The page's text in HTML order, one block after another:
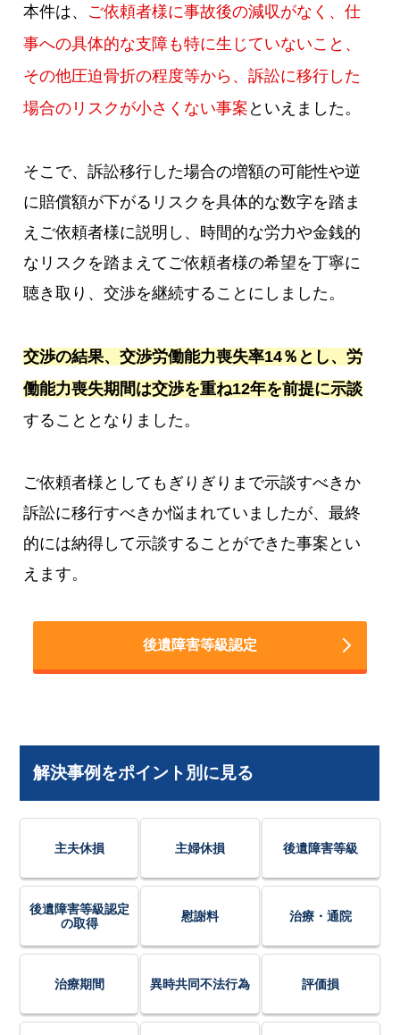
本件は、 ご依頼者様に事故後の減収がなく、仕
事への具体的な支障も特に生じていないこと、
その他圧迫骨折の程度等から、訴訟に移行した
場合のリスクが小さくない事案 といえました。
そこで、訴訟移行した場合の増額の可能性や逆
に賠償額が下がるリスクを具体的な数字を踏ま
えご依頼者様に説明し、時間的な労力や金銭的
なリスクを踏まえてご依頼者様の希望を丁寧に
聴き取り、交渉を継続することにしました。
交渉の結果、交渉労働能力喪失率14％とし、労
働能力喪失期間は交渉を重ね12年を前提に示談
することとなりました。
ご依頼者様としてもぎりぎりまで示談すべきか
訴訟に移行すべきか悩まれていましたが、最終
的には納得して示談することができた事案とい
えます。
後遺障害等級認定
解決事例をポイント別に見る
主夫休損 主婦休損 後遺障害等級
後遺障害等級認定
の取得
慰謝料 治療・通院
治療期間 異時共同不法行為 評価損